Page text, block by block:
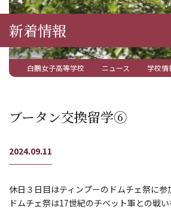
新着情報
白鵬女子高等学校 ニュース 学校情
ブータン交換留学⑥
2024.09.11
休日３日目はティンプーのドムチェ祭に参
ドムチェ祭は17世紀のチベット軍との戦